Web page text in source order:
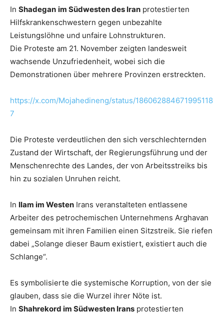
In Shadegan im Südwesten des Iran protestierten
Hilfskrankenschwestern gegen unbezahlte
Leistungslöhne und unfaire Lohnstrukturen.
Die Proteste am 21. November zeigten landesweit
wachsende Unzufriedenheit, wobei sich die
Demonstrationen über mehrere Provinzen erstreckten.
https://x.com/Mojahedineng/status/186062884671995118
7
Die Proteste verdeutlichen den sich verschlechternden
Zustand der Wirtschaft, der Regierungsführung und der
Menschenrechte des Landes, der von Arbeitsstreiks bis
hin zu sozialen Unruhen reicht.
In Ilam im Westen Irans veranstalteten entlassene
Arbeiter des petrochemischen Unternehmens Arghavan
gemeinsam mit ihren Familien einen Sitzstreik. Sie riefen
dabei „Solange dieser Baum existiert, existiert auch die
Schlange“.
Es symbolisierte die systemische Korruption, von der sie
glauben, dass sie die Wurzel ihrer Nöte ist.
In Shahrekord im Südwesten Irans protestierten